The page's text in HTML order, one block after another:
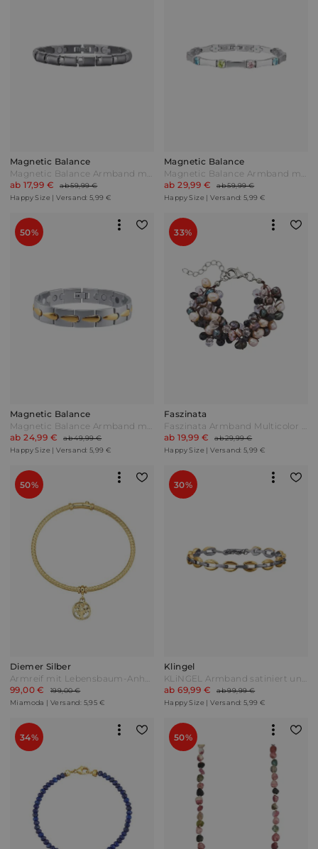
Magnetic Balance
Magnetic Balance Armband mit 2 Magneten in Titan Silberfarben
ab 17,99 €
ab 59,99 €
Happy Size | Versand: 5,99 €
Magnetic Balance
Magnetic Balance Armband mit 2 Magneten Silberfarben
ab 29,99 €
ab 59,99 €
Happy Size | Versand: 5,99 €
50%
Magnetic Balance
Magnetic Balance Armband mit 2 Magneten Bicolor Silber
ab 24,99 €
ab 49,99 €
Happy Size | Versand: 5,99 €
33%
Faszinata
Faszinata Armband Multicolor Weiß
ab 19,99 €
ab 29,99 €
Happy Size | Versand: 5,99 €
50%
Diemer Silber
Armreif mit Lebensbaum-Anhänger Diemer Silber Gelbgoldfarben
99,00 €
199,00 €
Miamoda | Versand: 5,95 €
30%
Klingel
KLiNGEL Armband satiniert und glänzend Bicolor Grau
ab 69,99 €
ab 99,99 €
Happy Size | Versand: 5,99 €
34% 50%